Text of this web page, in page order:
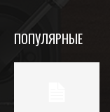
ПОПУЛЯРНЫЕ